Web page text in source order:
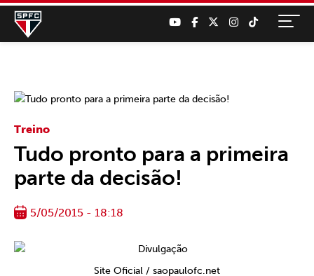
Treino
Tudo pronto para a primeira
parte da decisão!
5/05/2015 - 18:18
Site Oficial / saopaulofc.net